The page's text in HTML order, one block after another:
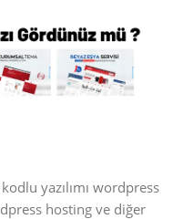
yazılımı wordpress
hosting ve diğer